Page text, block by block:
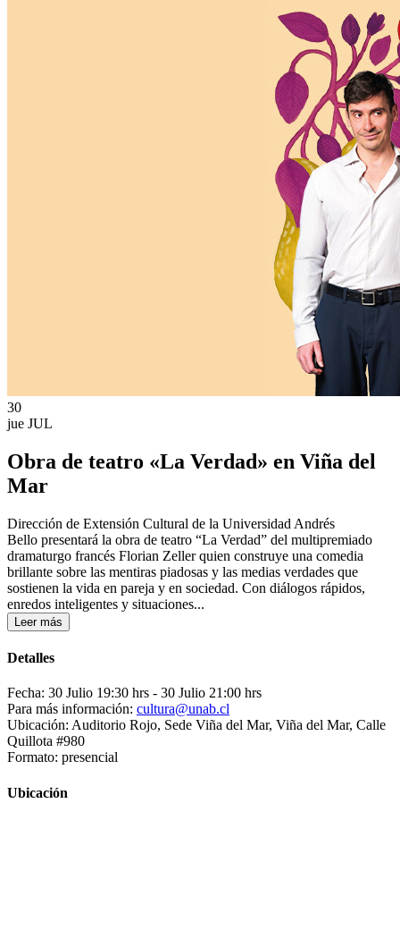
30
jue JUL
Obra de teatro «La Verdad» en Viña del
Mar
Dirección de Extensión Cultural de la Universidad Andrés
Bello presentará la obra de teatro “La Verdad” del multipremiado
dramaturgo francés Florian Zeller quien construye una comedia
brillante sobre las mentiras piadosas y las medias verdades que
sostienen la vida en pareja y en sociedad. Con diálogos rápidos,
enredos inteligentes y situaciones...
Leer más
Detalles
Fecha: 30 Julio 19:30 hrs - 30 Julio 21:00 hrs
Para más información: cultura@unab.cl
Ubicación: Auditorio Rojo, Sede Viña del Mar, Viña del Mar, Calle
Quillota #980
Formato: presencial
Ubicación